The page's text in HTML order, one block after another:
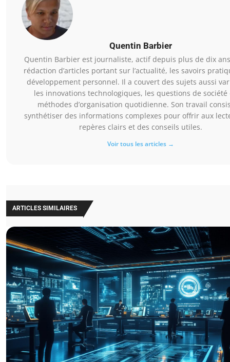
Quentin Barbier
Quentin Barbier est journaliste, actif depuis plus de dix
rédaction d’articles portant sur l’actualité, les savoirs
développement personnel. Il a couvert des sujets aussi
les innovations technologiques, les questions de société
méthodes d’organisation quotidienne. Son travail
synthétiser des informations complexes pour offrir aux
repères clairs et des conseils utiles.
Voir tous les articles →
ARTICLES SIMILAIRES